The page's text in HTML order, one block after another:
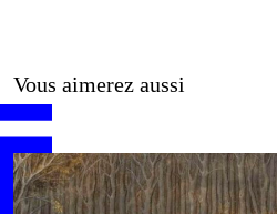
Vous aimerez aussi